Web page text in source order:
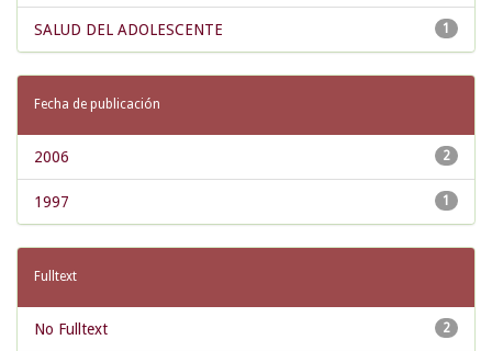
1
SALUD DEL ADOLESCENTE
Fecha de publicación
2
2006
1
1997
Fulltext
2
No Fulltext